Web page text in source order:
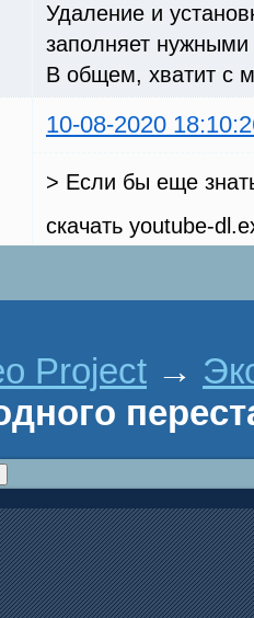
Удаление и
заполняет
В общем, хватит с
10-08-2020
> Если бы еще
скачать youtube-
Project →